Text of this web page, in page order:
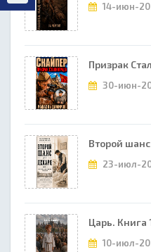
14-июн-
Призрак
30-июн-
Второй
23-июл-
Царь. Книга
10-июл-